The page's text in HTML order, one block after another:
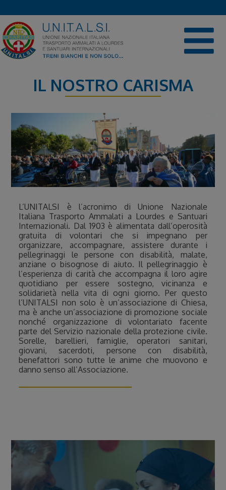
to
content
IL NOSTRO CARISMA
L’UNITALSI è l’acronimo di Unione Nazionale
Italiana Trasporto Ammalati a Lourdes e Santuari
Internazionali. Dal 1903 è alimentata dall’operosità
gratuita di volontari che si impegnano per
organizzare, accompagnare, assistere durante i
pellegrinaggi le persone con disabilità, malate,
anziane o bisognose di aiuto. Il pellegrinaggio è
l’esperienza di carità che accompagna il loro agire
quotidiano per essere sostegno, vicinanza e
solidarietà nella vita di ogni giorno. Per questo
l’UNITALSI non solo è un’associazione di Chiesa,
ma è anche un’associazione di promozione sociale
nonché organizzazione di volontariato facente
parte del Servizio nazionale della protezione civile.
Sorelle, barellieri, famiglie, operatori sanitari,
giovani, sacerdoti, persone con disabilità,
benefattori sono tutte le anime che muovono e
danno senso all’Associazione.